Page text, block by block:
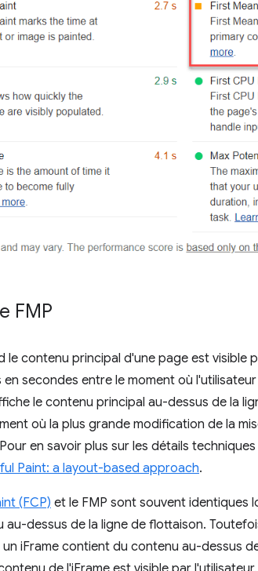
FMP
le contenu principal d'une page est visible
secondes entre le moment où
le contenu principal au-dessus de la
où la plus grande modification de la
en savoir plus sur les détails
Paint: a layout-based approach.
(FCP) et le FMP sont souvent identiques
au-dessus de la ligne de flottaison.
iFrame contient du contenu au-dessus